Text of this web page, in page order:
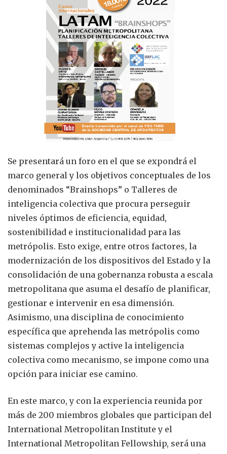
Se presentará un foro en el que se expondrá el
marco general y los objetivos conceptuales de los
denominados “Brainshops” o Talleres de
inteligencia colectiva que procura perseguir
niveles óptimos de eficiencia, equidad,
sostenibilidad e institucionalidad para las
metrópolis. Esto exige, entre otros factores, la
modernización de los dispositivos del Estado y la
consolidación de una gobernanza robusta a escala
metropolitana que asuma el desafío de planificar,
gestionar e intervenir en esa dimensión.
Asimismo, una disciplina de conocimiento
específica que aprehenda las metrópolis como
sistemas complejos y active la inteligencia
colectiva como mecanismo, se impone como una
opción para iniciar ese camino.
En este marco, y con la experiencia reunida por
más de 200 miembros globales que participan del
International Metropolitan Institute y el
International Metropolitan Fellowship, será una